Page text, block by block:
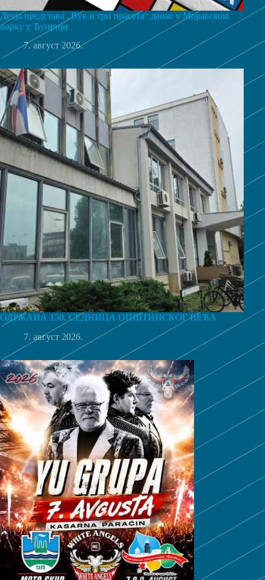
Дечја представа „Вук и три прасета“ данас у Моравском
парку у Ћуприји
7. август 2026.
ОДРЖАНА 150. СЕДНИЦА ОПШТИНСКОГ ВЕЋА
7. август 2026.